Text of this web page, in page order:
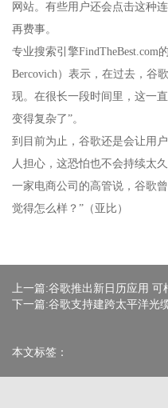
网站。有些用户还会点击这种
再费事。
专业搜索引擎FindTheBest.com
Bercovich）表示，在过去，谷
现。在很长一段时间里，这一
变得复杂了”。
到目前为止，谷歌还是会让用
人担心，这恐怕也不会持续太久
一家电商公司的高管说，谷歌
觉得怎么样？”（亚比）
上一篇:谷歌推出新日历应用 可
下一篇:谷歌支持建跨太平洋光
本文标签：